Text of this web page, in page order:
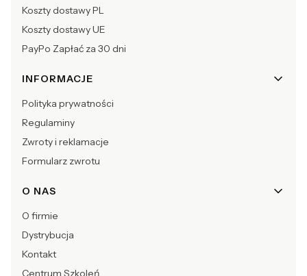
Koszty dostawy PL
Koszty dostawy UE
PayPo Zapłać za 30 dni
INFORMACJE
Polityka prywatności
Regulaminy
Zwroty i reklamacje
Formularz zwrotu
O NAS
O firmie
Dystrybucja
Kontakt
Centrum Szkoleń